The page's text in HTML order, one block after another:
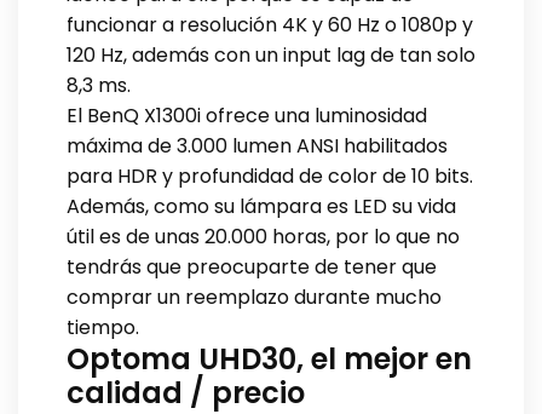
funcionar a resolución 4K y 60 Hz o 1080p y
120 Hz, además con un input lag de tan solo
8,3 ms.
El BenQ X1300i ofrece una luminosidad
máxima de 3.000 lumen ANSI habilitados
para HDR y profundidad de color de 10 bits.
Además, como su lámpara es LED su vida
útil es de unas 20.000 horas, por lo que no
tendrás que preocuparte de tener que
comprar un reemplazo durante mucho
tiempo.
Optoma UHD30, el mejor en
calidad / precio